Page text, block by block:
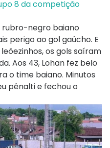
8 da competição
rubro-negro baiano
perigo ao gol gaúcho. E
os gols saíram
Aos 43, Lohan fez belo
o time baiano. Minutos
pênalti e fechou o